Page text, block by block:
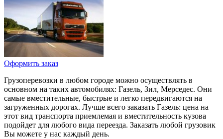
Оформить заказ
Грузоперевозки в любом городе можно осуществлять в
основном на таких автомобилях: Газель, Зил, Мерседес. Они
самые вместительные, быстрые и легко передвигаются на
загруженных дорогах. Лучше всего заказать Газель: цена на
этот вид транспорта приемлемая и вместительность кузова
подойдет для любого вида переезда. Заказать любой грузовик
Вы можете у нас каждый день.